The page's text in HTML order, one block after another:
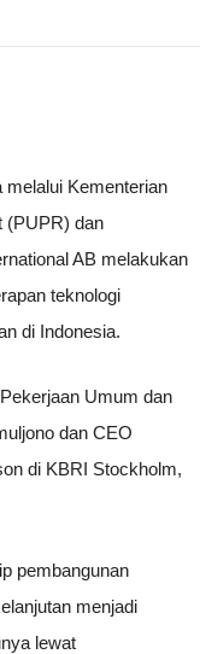
Kementerian
(PUPR) dan
AB melakukan
teknologi
di Indonesia.
Umum dan
dan CEO
di KBRI Stockholm,
pembangunan
menjadi
lewat